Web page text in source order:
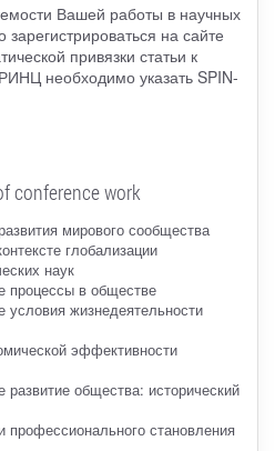
Вашей работы в научных
на сайте
привязки статьи к
необходимо указать SPIN-
conference work
мирового сообщества
глобализации
наук
процессы в обществе
условия жизнедеятельности
эффективности
общества: исторический
становления